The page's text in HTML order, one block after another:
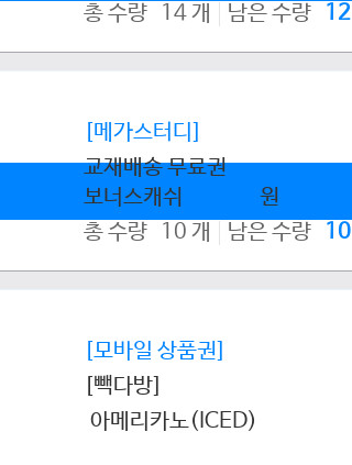
총 수량 14 개
남은 수량 12
[메가스터디]
교재배송 무료권
보너스캐쉬
원
총 수량 10 개
남은 수량 10
[모바일 상품권]
[빽다방]
아메리카노(ICED)